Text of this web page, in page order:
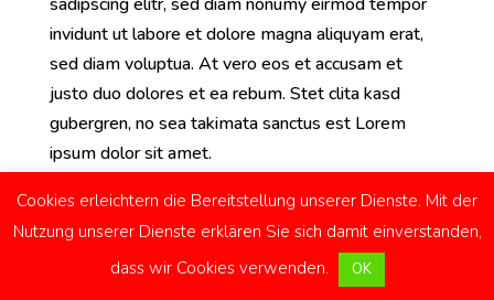
invidunt ut labore et dolore magna aliquyam erat,
sed diam voluptua. At vero eos et accusam et
justo duo dolores et ea rebum. Stet clita kasd
gubergren, no sea takimata sanctus est Lorem
ipsum dolor sit amet.
Impressum Kontakt
Datenschutzerklärung
Cookies erleichtern die Bereitstellung unserer Dienste. Mit der
Nutzung unserer Dienste erklären Sie sich damit einverstanden,
dass wir Cookies verwenden.
OK